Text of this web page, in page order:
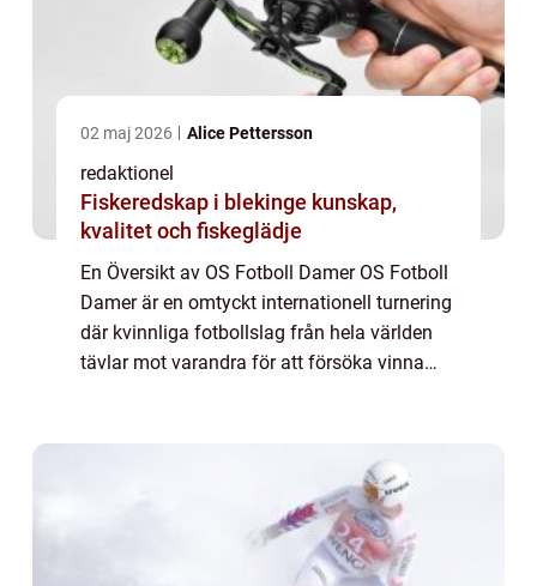
02 maj 2026 Alice Pettersson
redaktionel
Fiskeredskap i blekinge kunskap,
kvalitet och fiskeglädje
En Översikt av OS Fotboll Damer OS Fotboll
Damer är en omtyckt internationell turnering
där kvinnliga fotbollslag från hela världen
tävlar mot varandra för att försöka vinna